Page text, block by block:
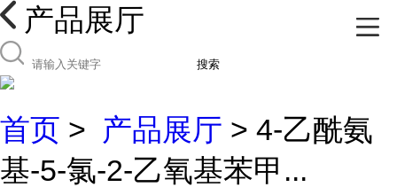
产品展厅
搜索
首页 > 产品展厅 > 4-乙酰氨
基-5-氯-2-乙氧基苯甲...